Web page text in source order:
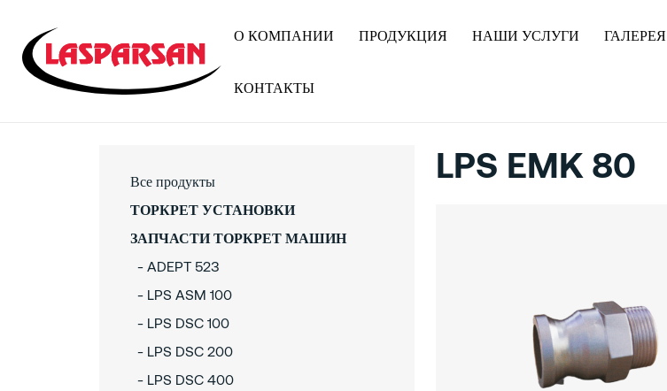
О КОМПАНИИ ПРОДУКЦИЯ НАШИ УСЛУГИ ГАЛЕРЕЯ
КОНТАКТЫ
Все продукты
ТОРКРЕТ УСТАНОВКИ
ЗАПЧАСТИ ТОРКРЕТ МАШИН
- ADEPT 523
- LPS ASM 100
- LPS DSC 100
- LPS DSC 200
- LPS DSC 400
LPS EMK 80